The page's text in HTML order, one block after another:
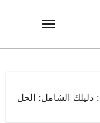
دليلك الشامل: الحل